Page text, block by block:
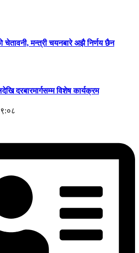
चेतावनी, मन्त्री चयनबारे अझै निर्णय छैन
दरबारमार्गसम्म विशेष कार्यक्रम